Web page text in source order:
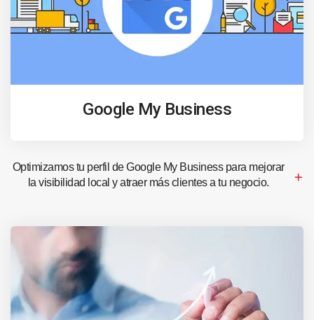
Google My Business
Optimizamos tu perfil de Google My Business para mejorar
la visibilidad local y atraer más clientes a tu negocio.